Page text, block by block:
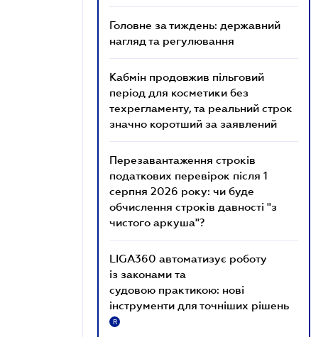
Головне за тиждень: державний
нагляд та регулювання
Кабмін продовжив пільговий
період для косметики без
техрегламенту, та реальний строк
значно коротший за заявлений
Перезавантаження строків
податкових перевірок після 1
серпня 2026 року: чи буде
обчислення строків давності "з
чистого аркуша"?
LIGA360 автоматизує роботу
із законами та
судовою практикою: нові
інструменти для точніших рішень
R